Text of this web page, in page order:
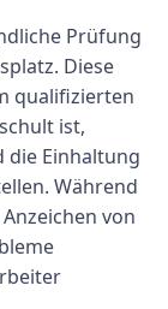
Prüfung
Diese
qualifizierten
ist,
die Einhaltung
Während
von